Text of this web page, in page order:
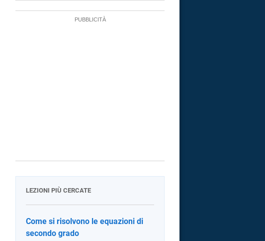
LEZIONI PIÙ CERCATE
Come si risolvono le equazioni di
secondo grado